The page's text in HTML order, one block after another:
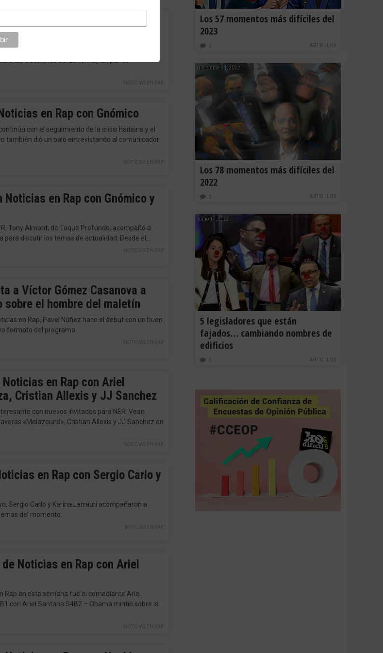
con Luis Abinader y Angélica
en Rap, Gnómico entrevista por primera vez a un
las elecciones del 2016. Hay un par de
en Rap con Gnómico
con el seguimiento de la crisis haitiana y el
también dio un palo entrevistando al comunicador
Noticias en Rap con Gnómico y
Tony Almont, de Toque Profundo, acompañó a
para discutir los temas de actualidad. Desde el…
a Víctor Gómez Casanova a
sobre el hombre del maletín
en Rap, Pavel Núñez hace el debut con un buen
formato del programa.
en Rap con Ariel
Cristian Allexis y JJ Sanchez
con nuevos invitados para NER. Vean
«Melazound», Cristian Allexis y JJ Sanchez en
en Rap con Sergio Carlo y
Sergio Carlo y Karina Larrauri acompañaron a
del momento.
Noticias en Rap con Ariel
Rap en esta semana fue el comediante Ariel
con Ariel Santana S4B2 – Obama mintió sobre la
Los 57 momentos más difíciles del
2023
ARTÍCULOS
0
diciembre 31, 2022
Los 78 momentos más difíciles del
2022
ARTÍCULOS
0
junio 17, 2022
5 legisladores que están
fajados… cambiando nombres de
edificios
ARTÍCULOS
0